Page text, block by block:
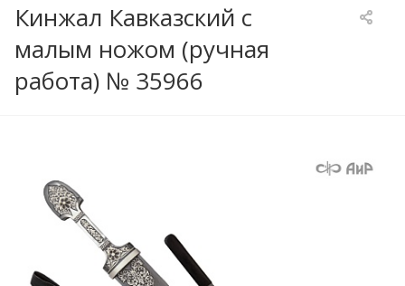
Кинжал Кавказский с
малым ножом (ручная
работа) № 35966